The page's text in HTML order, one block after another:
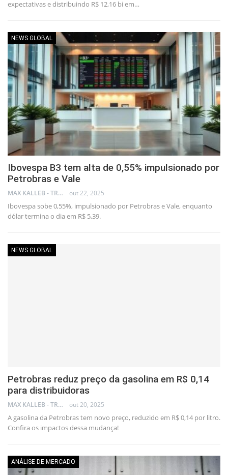
expectativas e distribuindo R$ 12,16 bi em…
NEWS GLOBAL
Ibovespa B3 tem alta de 0,55% impulsionado por
Petrobras e Vale
MAX KALLEB - TRADER out 22, 2025
Ibovespa sobe 0,55%, impulsionado por Petrobras e Vale, enquanto
dólar termina o dia em R$ 5,39.
NEWS GLOBAL
Petrobras reduz preço da gasolina em R$ 0,14
para distribuidoras
MAX KALLEB - TRADER out 20, 2025
A gasolina da Petrobras tem novo preço, reduzido em R$ 0,14 por litro.
Confira os impactos dessa mudança!
ANÁLISE DE MERCADO